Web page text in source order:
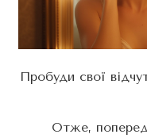
Пробуди свої
Отже,